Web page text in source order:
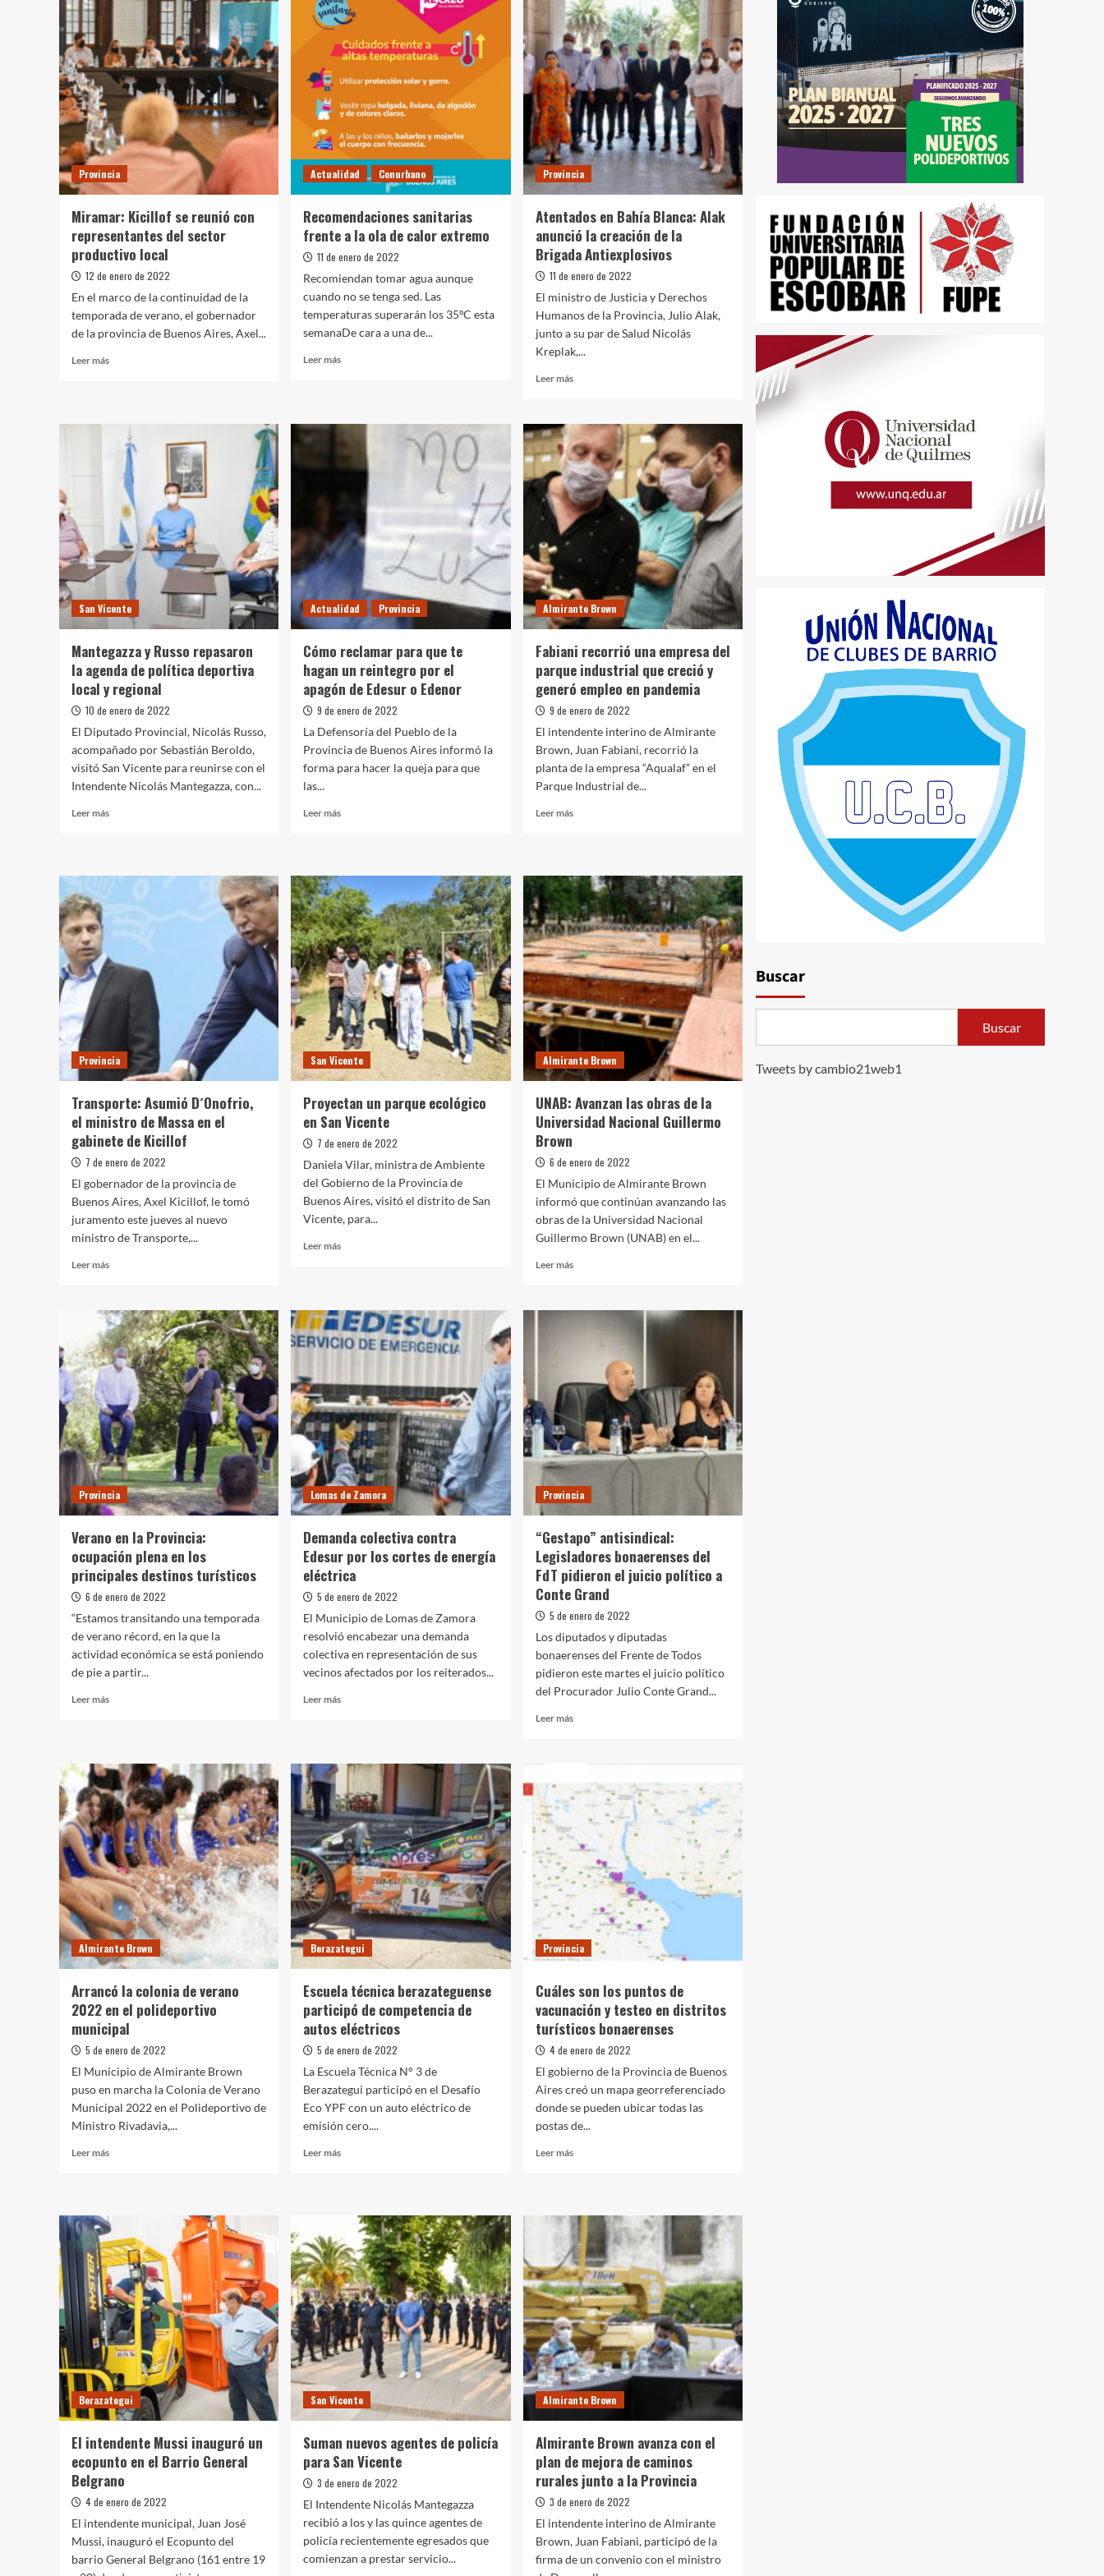
Provincia
Miramar: Kicillof se reunió con
representantes del sector
productivo local
12 de enero de 2022
En el marco de la continuidad de la
temporada de verano, el gobernador
de la provincia de Buenos Aires, Axel...
Leer másLeer
reunió
representantes
sector
productivo
local
Actualidad Conurbano
Recomendaciones sanitarias
frente a la ola de calor extremo
11 de enero de 2022
Recomiendan tomar agua aunque
cuando no se tenga sed. Las
temperaturas superarán los 35ºC esta
semanaDe cara a una de...
Leer másLeer
la
extremo
Provincia
Atentados en Bahía Blanca: Alak
anunció la creación de la
Brigada Antiexplosivos
11 de enero de 2022
El ministro de Justicia y Derechos
Humanos de la Provincia, Julio Alak,
junto a su par de Salud Nicolás
Kreplak,...
Leer másLeer
Atentados
en
Bahía
Blanca:
Alak
anunció
la
creación
la
Brigada
Antiexplosivos
San Vicente
Mantegazza y Russo repasaron
la agenda de política deportiva
local y regional
10 de enero de 2022
El Diputado Provincial, Nicolás Russo,
acompañado por Sebastián Beroldo,
visitó San Vicente para reunirse con el
Intendente Nicolás Mantegazza, con...
Leer másLeer
y
repasaron
política
deportiva
local
Actualidad Provincia
Cómo reclamar para que te
hagan un reintegro por el
apagón de Edesur o Edenor
9 de enero de 2022
La Defensoría del Pueblo de la
Provincia de Buenos Aires informó la
forma para hacer la queja para que
las...
Leer másLeer
reclamar
para
que
te
hagan
un
reintegro
por
el
apagón
de
Edesur
o
Edenor
Almirante Brown
Fabiani recorrió una empresa del
parque industrial que creció y
generó empleo en pandemia
9 de enero de 2022
El intendente interino de Almirante
Brown, Juan Fabiani, recorrió la
planta de la empresa “Aqualaf” en el
Parque Industrial de...
Leer másLeer
recorrió
una
empresa
del
parque
industrial
que
creció
y
generó
empleo
pandemia
Provincia
Transporte: Asumió D´Onofrio,
el ministro de Massa en el
gabinete de Kicillof
7 de enero de 2022
El gobernador de la provincia de
Buenos Aires, Axel Kicillof, le tomó
juramento este jueves al nuevo
ministro de Transporte,...
Leer másLeer
Transporte:
Asumió
D
´Onofrio,
el
ministro
de
Massa
en
el
gabinete
de
Kicillof
San Vicente
Proyectan un parque ecológico
en San Vicente
7 de enero de 2022
Daniela Vilar, ministra de Ambiente
del Gobierno de la Provincia de
Buenos Aires, visitó el distrito de San
Vicente, para...
Leer másLeer
parque
ecológico
en
Vicente
Almirante Brown
UNAB: Avanzan las obras de la
Universidad Nacional Guillermo
Brown
6 de enero de 2022
El Municipio de Almirante Brown
informó que continúan avanzando las
obras de la Universidad Nacional
Guillermo Brown (UNAB) en el...
Leer másLeer
UNAB:
la
Universidad
Nacional
Guillermo
Brown
Provincia
Verano en la Provincia:
ocupación plena en los
principales destinos turísticos
6 de enero de 2022
“Estamos transitando una temporada
de verano récord, en la que la
actividad económica se está poniendo
de pie a partir...
Leer másLeer
Provincia:
ocupación
plena
en
los
principales
destinos
turísticos
Lomas de Zamora
Demanda colectiva contra
Edesur por los cortes de energía
eléctrica
5 de enero de 2022
El Municipio de Lomas de Zamora
resolvió encabezar una demanda
colectiva en representación de sus
vecinos afectados por los reiterados...
Leer másLeer
contra
Edesur
por
los
cortes
de
energía
eléctrica
Provincia
“Gestapo” antisindical:
Legisladores bonaerenses del
FdT pidieron el juicio político a
Conte Grand
5 de enero de 2022
Los diputados y diputadas
bonaerenses del Frente de Todos
pidieron este martes el juicio político
del Procurador Julio Conte Grand...
Leer másLeer
Legisladores
bonaerenses
FdT
pidieron
el
juicio
político
a
Conte
Grand
Almirante Brown
Arrancó la colonia de verano
2022 en el polideportivo
municipal
5 de enero de 2022
El Municipio de Almirante Brown
puso en marcha la Colonia de Verano
Municipal 2022 en el Polideportivo de
Ministro Rivadavia,...
Leer másLeer
colonia
de
verano
2022
en
el
polideportivo
municipal
Berazategui
Escuela técnica berazateguense
participó de competencia de
autos eléctricos
5 de enero de 2022
La Escuela Técnica N° 3 de
Berazategui participó en el Desafío
Eco YPF con un auto eléctrico de
emisión cero....
Leer másLeer
técnica
berazateguense
participó
de
competencia
de
autos
eléctricos
Provincia
Cuáles son los puntos de
vacunación y testeo en distritos
turísticos bonaerenses
4 de enero de 2022
El gobierno de la Provincia de Buenos
Aires creó un mapa georreferenciado
donde se pueden ubicar todas las
postas de...
Leer másLeer
son
los
puntos
de
vacunación
y
testeo
en
distritos
turísticos
bonaerenses
Berazategui
El intendente Mussi inauguró un
ecopunto en el Barrio General
Belgrano
4 de enero de 2022
El intendente municipal, Juan José
Mussi, inauguró el Ecopunto del
barrio General Belgrano (161 entre 19
San Vicente
Suman nuevos agentes de policía
para San Vicente
3 de enero de 2022
El Intendente Nicolás Mantegazza
recibió a los y las quince agentes de
policía recientemente egresados que
comienzan a prestar servicio...
Almirante Brown
Almirante Brown avanza con el
plan de mejora de caminos
rurales junto a la Provincia
3 de enero de 2022
El intendente interino de Almirante
Brown, Juan Fabiani, participó de la
firma de un convenio con el ministro
Buscar
Buscar
Tweets by cambio21web1